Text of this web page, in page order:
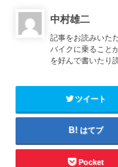
中村雄二
記事をお読みいた
バイクに乗ること
を好んで書いたり
ツイート
はてブ
Pocket